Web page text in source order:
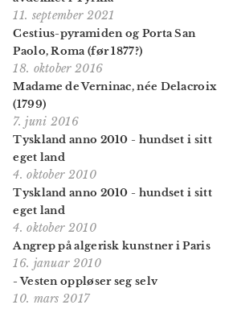
11. september 2021
Cestius-pyramiden og Porta San
Paolo, Roma (før 1877?)
18. oktober 2016
Madame de Verninac, née Delacroix
(1799)
7. juni 2016
Tyskland anno 2010 - hundset i sitt
eget land
4. oktober 2010
Tyskland anno 2010 - hundset i sitt
eget land
4. oktober 2010
Angrep på algerisk kunstner i Paris
16. januar 2010
- Vesten oppløser seg selv
10. mars 2017